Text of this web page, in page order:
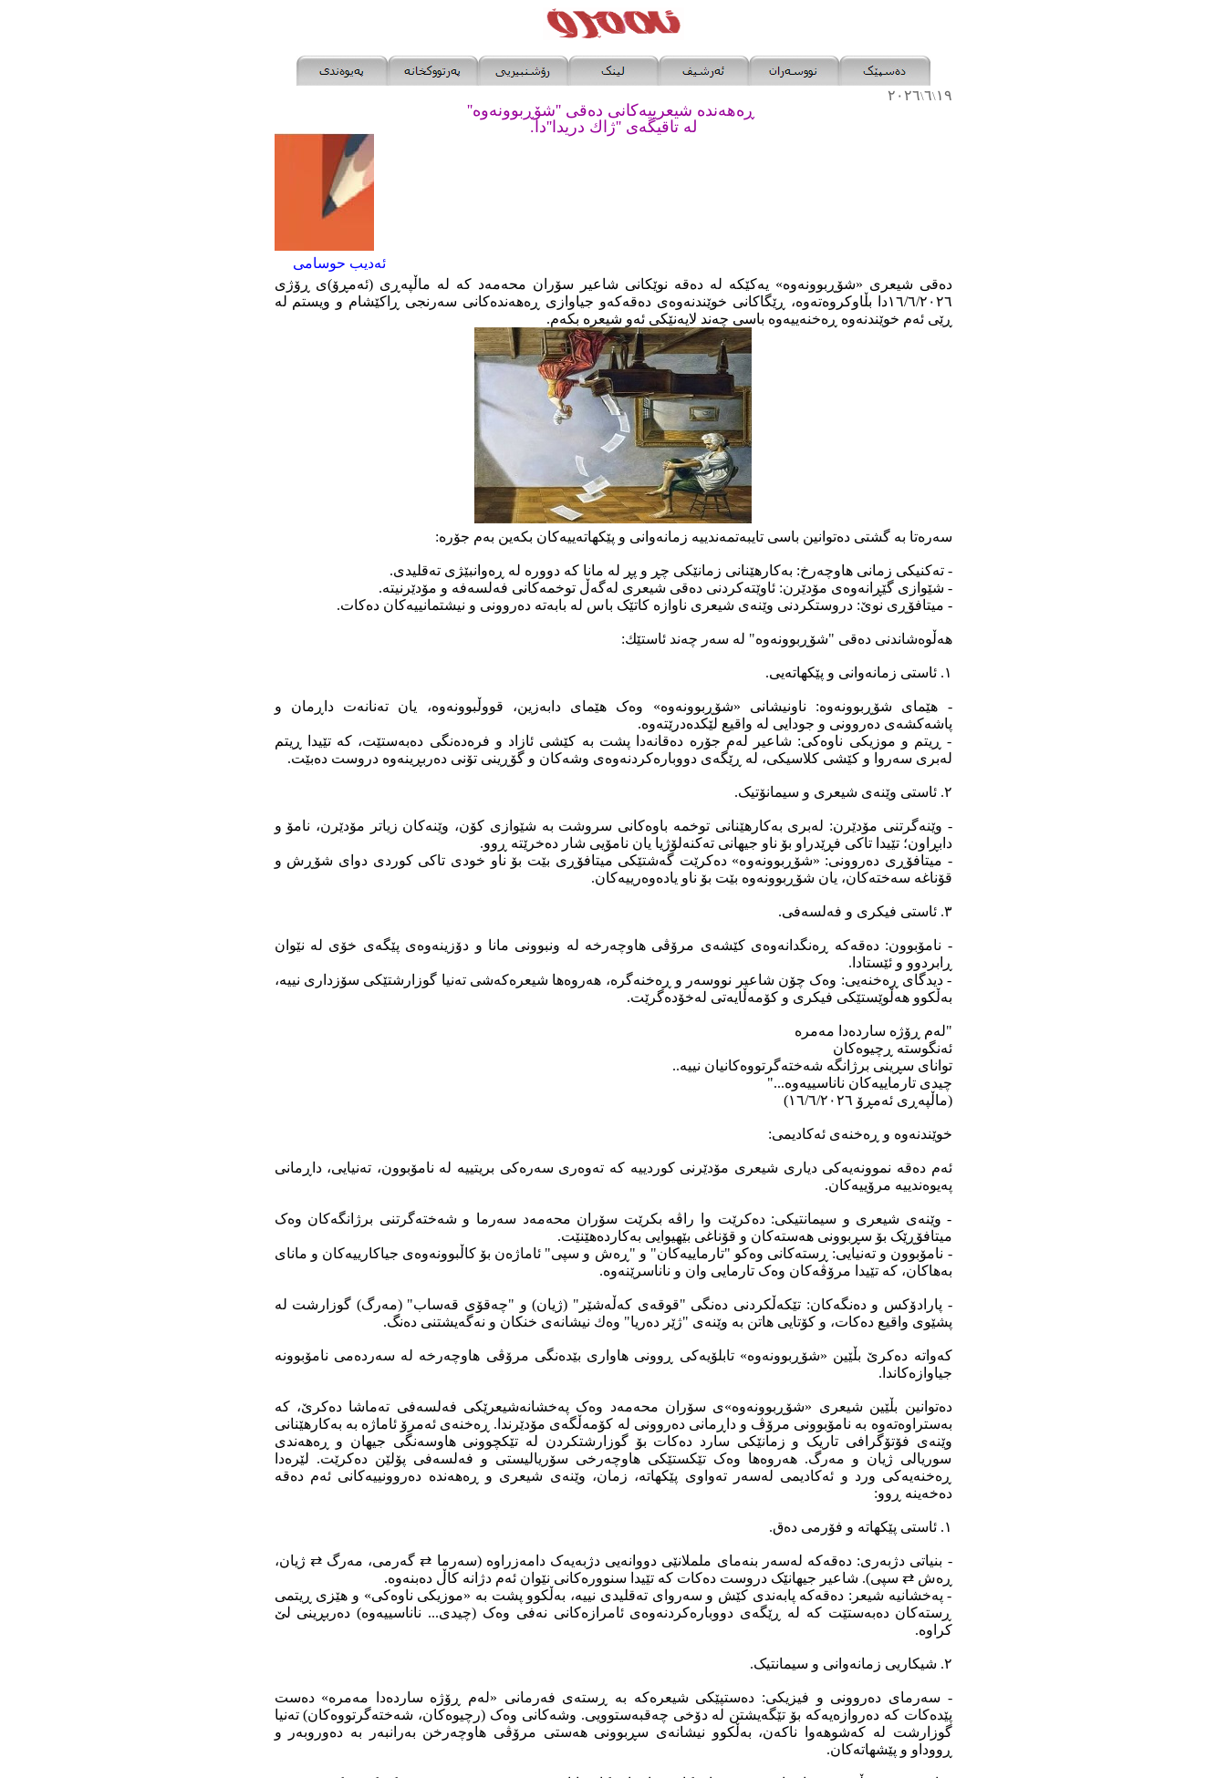
١٩\٦\٢٠٢٦
ڕەهەندە شیعرییەکانی دەقی ''شۆڕبوونەوە''
لە تاقیگەی ''ژاك دریدا''دا.
ئەدیب حوسامی
دەقی شیعری «شۆڕبوونەوە» یەکێکە لە دەقە نوێکانی شاعیر سۆران محەمەد کە لە ماڵپەڕی (ئەمڕۆ)ی ڕۆژی
١٦/٦/٢٠٢٦دا بڵاوکروەتەوە، ڕێگاکانی خوێندنەوەی دەقەکەو جیاوازی ڕەهەندەکانی سەرنجی ڕاکێشام و ویستم لە
ڕێی ئەم خوێندنەوە ڕەخنەییەوە باسی چەند لایەنێکی ئەو شیعرە بکەم.
سەرەتا بە گشتی دەتوانین باسی تایبەتمەندییە زمانەوانی و پێکهاتەییەکان بکەین بەم جۆرە:
- تەکنیکی زمانی هاوچەرخ: بەکارهێنانی زمانێکی چڕ و پڕ لە مانا کە دوورە لە ڕەوانبێژی تەقلیدی.
- شێوازی گێڕانەوەی مۆدێرن: ئاوێتەکردنی دەقی شیعری لەگەڵ توخمەکانی فەلسەفە و مۆدێرنیتە.
- میتافۆڕی نوێ: دروستکردنی وێنەی شیعری ناوازە کاتێک باس لە بابەتە دەروونی و نیشتمانییەکان دەکات.
هەڵوەشاندنی دەقی "شۆڕبوونەوە" لە سەر چەند ئاستێك:
١. ئاستی زمانەوانی و پێکهاتەیی.
- هێمای شۆڕبوونەوە: ناونیشانی «شۆڕبوونەوە» وەک هێمای دابەزین، قووڵبوونەوە، یان تەنانەت داڕمان و
پاشەکشەی دەروونی و جودایی لە واقیع لێکدەدرێتەوە.
- ڕیتم و موزیکی ناوەکی: شاعیر لەم جۆرە دەقانەدا پشت بە کێشی ئازاد و فرەدەنگی دەبەستێت، کە تێیدا ڕیتم
لەبری سەروا و کێشی کلاسیکی، لە ڕێگەی دووبارەکردنەوەی وشەکان و گۆڕینی تۆنی دەربڕینەوە دروست دەبێت.
٢. ئاستی وێنەی شیعری و سیمانۆتیک.
- وێنەگرتنی مۆدێرن: لەبری بەکارهێنانی توخمە باوەکانی سروشت بە شێوازی کۆن، وێنەکان زیاتر مۆدێرن، نامۆ و
دابڕاون؛ تێیدا تاکی فڕێدراو بۆ ناو جیهانی تەکنەلۆژیا یان نامۆیی شار دەخرێتە ڕوو.
- میتافۆڕی دەروونی: «شۆڕبوونەوە» دەکرێت گەشتێکی میتافۆڕی بێت بۆ ناو خودی تاکی کوردی دوای شۆڕش و
قۆناغە سەختەکان، یان شۆڕبوونەوە بێت بۆ ناو یادەوەرییەکان.
٣. ئاستی فیکری و فەلسەفی.
- نامۆبوون: دەقەکە ڕەنگدانەوەی کێشەی مرۆڤی هاوچەرخە لە ونبوونی مانا و دۆزینەوەی پێگەی خۆی لە نێوان
ڕابردوو و ئێستادا.
- دیدگای ڕەخنەیی: وەک چۆن شاعیر نووسەر و ڕەخنەگرە، هەروەها شیعرەکەشی تەنیا گوزارشتێکی سۆزداری نییە،
بەڵکوو هەڵوێستێکی فیکری و کۆمەڵایەتی لەخۆدەگرێت.
"لەم ڕۆژە ساردەدا مەمرە
ئەنگوستە ڕچیوەکان
توانای سڕینی برژانگە شەختەگرتووەکانیان نییە..
چیدی تارماییەکان ناناسییەوە..."
(ماڵپەڕی ئەمڕۆ ١٦/٦/٢٠٢٦)
خوێندنەوە و ڕەخنەی ئەکادیمی:
ئەم دەقە نموونەیەکی دیاری شیعری مۆدێرنی کوردییە کە تەوەری سەرەکی بریتییە لە نامۆبوون، تەنیایی، داڕمانی
پەیوەندییە مرۆییەکان.
- وێنەی شیعری و سیمانتیکی: دەکرێت وا راڤە بکرێت سۆران محەمەد سەرما و شەختەگرتنی برژانگەکان وەک
میتافۆڕێک بۆ سڕبوونی هەستەکان و قۆناغی بێهیوایی بەکاردەهێنێت.
- نامۆبوون و تەنیایی: ڕستەکانی وەکو "تارماییەکان" و "ڕەش و سپی" ئاماژەن بۆ کاڵبوونەوەی جیاکارییەکان و مانای
بەهاکان، کە تێیدا مرۆڤەکان وەک تارمایی وان و ناناسرێنەوە.
- پارادۆکس و دەنگەکان: تێکەڵکردنی دەنگی "قوقەی کەڵەشێر" (ژیان) و "چەقۆی قەساب" (مەرگ) گوزارشت لە
پشێوی واقیع دەکات، و کۆتایی هاتن بە وێنەی "ژێر دەریا" وەك نیشانەی خنکان و نەگەیشتنی دەنگ.
کەواتە دەکرێ بڵێین «شۆڕبوونەوە» تابلۆیەکی ڕوونی هاواری بێدەنگی مرۆڤی هاوچەرخە لە سەردەمی نامۆبوونە
جیاوازەکاندا.
دەتوانین بڵێین شیعری «شۆڕبوونەوە»ی سۆران محەمەد وەک پەخشانەشیعرێکی فەلسەفی تەماشا دەکرێ، کە
بەستراوەتەوە بە نامۆبوونی مرۆڤ و داڕمانی دەروونی لە کۆمەڵگەی مۆدێرندا. ڕەخنەی ئەمرۆ ئاماژە بە بەکارهێنانی
وێنەی فۆتۆگرافی تاریک و زمانێکی سارد دەکات بۆ گوزارشتکردن لە تێکچوونی هاوسەنگی جیهان و ڕەهەندی
سوریالی ژیان و مەرگ. هەروەها وەک تێکستێکی هاوچەرخی سۆریالیستی و فەلسەفی پۆلێن دەکرێت. لێرەدا
ڕەخنەیەکی ورد و ئەکادیمی لەسەر تەواوی پێکهاتە، زمان، وێنەی شیعری و ڕەهەندە دەروونییەکانی ئەم دەقە
دەخەینە ڕوو:
١. ئاستی پێکهاتە و فۆرمی دەق.
- بنیاتی دژبەری: دەقەکە لەسەر بنەمای ململانێی دووانەیی دژبەیەک دامەزراوە (سەرما ⇄ گەرمی، مەرگ ⇄ ژیان،
ڕەش ⇄ سپی). شاعیر جیهانێک دروست دەکات کە تێیدا سنوورەکانی نێوان ئەم دژانە کاڵ دەبنەوە.
- پەخشانیە شیعر: دەقەکە پابەندی کێش و سەروای تەقلیدی نییە، بەڵکوو پشت بە «موزیکی ناوەکی» و هێزی ڕیتمی
ڕستەکان دەبەستێت کە لە ڕێگەی دووبارەکردنەوەی ئامرازەکانی نەفی وەک (چیدی... ناناسییەوە) دەربڕینی لێ
کراوە.
٢. شیکاریی زمانەوانی و سیمانتیک.
- سەرمای دەروونی و فیزیکی: دەستپێکی شیعرەکە بە ڕستەی فەرمانی «لەم ڕۆژە ساردەدا مەمرە» دەست
پێدەکات کە دەروازەیەکە بۆ تێگەیشتن لە دۆخی چەقبەستوویی. وشەکانی وەک (رچیوەکان، شەختەگرتووەکان) تەنیا
گوزارشت لە کەشوهەوا ناکەن، بەڵکوو نیشانەی سڕبوونی هەستی مرۆڤی هاوچەرخن بەرانبەر بە دەوروبەر و
ڕووداو و پێشهاتەکان.